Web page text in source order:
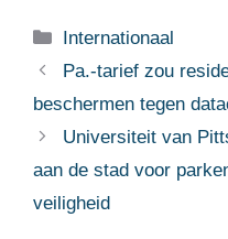
Categorieën
Internationaal
Pa.-tarief zou
beschermen tegen
Universiteit van
aan de stad voor
veiligheid